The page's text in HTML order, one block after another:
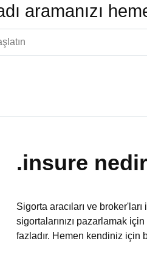
aramanızı
.insure
Sigorta aracıları ve
sigortalarınızı pazarlamak
fazladır. Hemen kendiniz için